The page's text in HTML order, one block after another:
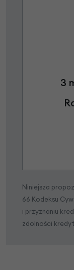
3
Niniejsza
66 Kodeksu
i przyznaniu
zdolności